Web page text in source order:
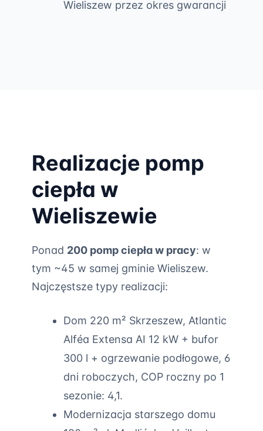
Wieliszew przez okres gwarancji
Realizacje pomp
ciepła w
Wieliszewie
Ponad 200 pomp ciepła w pracy: w
tym ~45 w samej gminie Wieliszew.
Najczęstsze typy realizacji:
Dom 220 m² Skrzeszew, Atlantic
Alféa Extensa AI 12 kW + bufor
300 l + ogrzewanie podłogowe, 6
dni roboczych, COP roczny po 1
sezonie: 4,1.
Modernizacja starszego domu